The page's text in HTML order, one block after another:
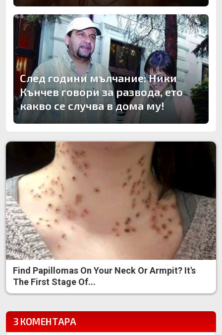
След години мълчание: Ники
Кънчев говори за развода, ето
какво се случва в дома му!
Find Papillomas On Your Neck Or Armpit? It's
The First Stage Of...
3 КОМЕНТАРА